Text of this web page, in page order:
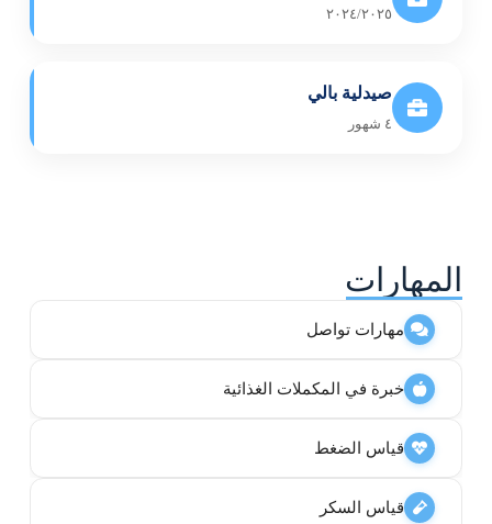
٢٠٢٤/٢٠٢٥
صيدلية بالي
٤ شهور
المهارات
مهارات تواصل
خبرة في المكملات الغذائية
قياس الضغط
قياس السكر